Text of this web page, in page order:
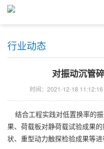
行业动态
对振动沉管
时间：2021-12-18 11:12:16
结合工程实践对低置换率的
果、荷载板对静荷载试验成果
状、重型动力触探检验成果等进